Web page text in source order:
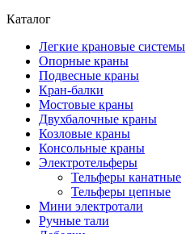
Каталог
Легкие крановые системы
Опорные краны
Подвесные краны
Кран-балки
Мостовые краны
Двухбалочные краны
Козловые краны
Консольные краны
Электротельферы
Тельферы канатные
Тельферы цепные
Мини электротали
Ручные тали